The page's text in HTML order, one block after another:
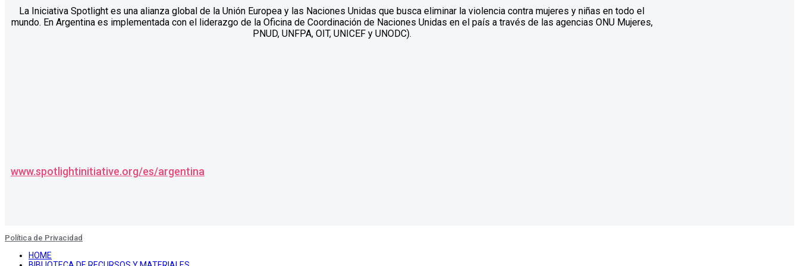
La Iniciativa Spotlight es una alianza global de la Unión Europea y las Naciones Unidas que busca eliminar la violencia contra mujeres y niñas en todo el
mundo. En Argentina es implementada con el liderazgo de la Oficina de Coordinación de Naciones Unidas en el país a través de las agencias ONU Mujeres,
PNUD, UNFPA, OIT, UNICEF y UNODC).
www.spotlightinitiative.org/es/argentina
Política de Privacidad
HOME